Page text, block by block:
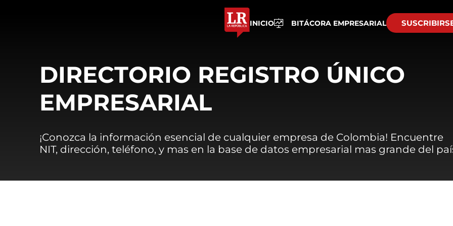
INICIO BITÁCORA EMPRESARIAL
DIRECTORIO REGISTRO ÚNICO
EMPRESARIAL
¡Conozca la información esencial de cualquier empresa de Colombia! Encuentre
NIT, dirección, teléfono, y mas en la base de datos empresarial mas grande del